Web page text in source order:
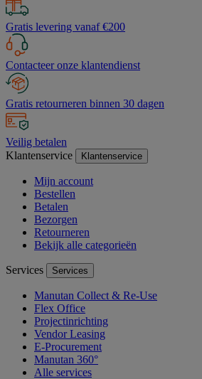
Gratis levering vanaf €200
Contacteer onze klantendienst
Gratis retourneren binnen 30 dagen
Veilig betalen
Klantenservice
Klantenservice
Mijn account
Bestellen
Betalen
Bezorgen
Retourneren
Bekijk alle categorieën
Services Services
Manutan Collect & Re-Use
Flex Office
Projectinrichting
Vendor Leasing
E-Procurement
Manutan 360°
Alle services